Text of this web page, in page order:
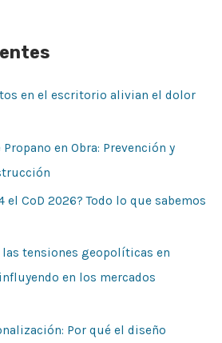
en el escritorio alivian el dolor
en Obra: Prevención y
el CoD 2026? Todo lo que sabemos
las tensiones geopolíticas en
en los mercados
Por qué el diseño